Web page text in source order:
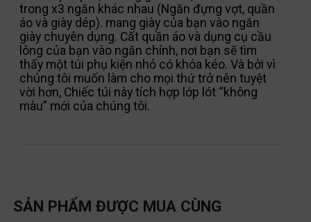
trong x3 ngăn khác nhau (Ngăn đựng vợt, quần
áo và giày dép). mang giày của bạn vào ngăn
giày chuyên dụng. Cất quần áo và dụng cụ cầu
lông của bạn vào ngăn chính, nơi bạn sẽ tìm
thấy một túi phụ kiện nhỏ có khóa kéo. Và bởi vì
chúng tôi muốn làm cho mọi thứ trở nên tuyệt
vời hơn, Chiếc túi này tích hợp lớp lót “không
màu” mới của chúng tôi.
SẢN PHẨM ĐƯỢC MUA CÙNG